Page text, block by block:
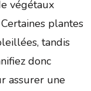
végétaux
plantes
tandis
donc
assurer une